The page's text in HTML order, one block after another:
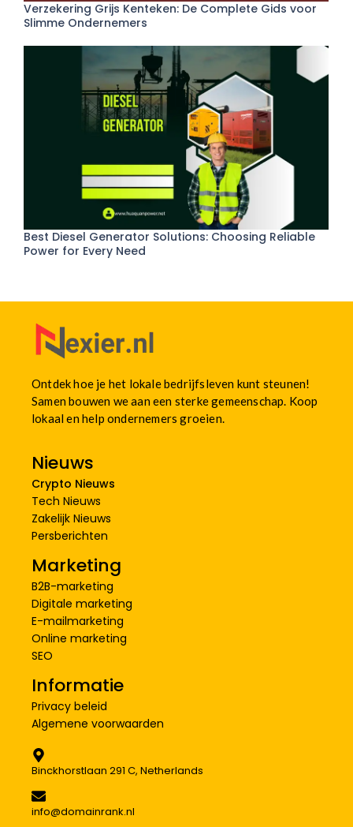
Verzekering Grijs Kenteken: De Complete Gids voor
Slimme Ondernemers
Best Diesel Generator Solutions: Choosing Reliable
Power for Every Need
Ontdek hoe je het lokale bedrijfsleven kunt steunen!
Samen bouwen we aan een sterke gemeenschap. Koop
lokaal en help ondernemers groeien.
Nieuws
Crypto Nieuws
Tech Nieuws
Zakelijk Nieuws
Persberichten
Marketing
B2B-marketing
Digitale marketing
E-mailmarketing
Online marketing
SEO
Informatie
Privacy beleid
Algemene voorwaarden
Binckhorstlaan 291 C, Netherlands
info@domainrank.nl